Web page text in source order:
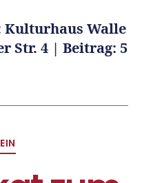
Kulturhaus Walle
Str. 4 | Beitrag: 5